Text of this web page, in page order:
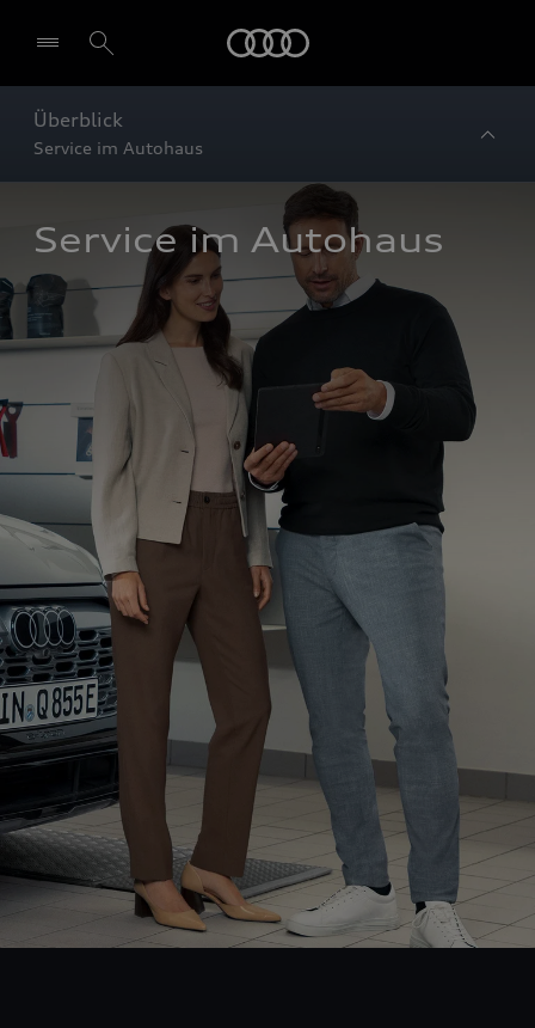
Überblick
Service im Autohaus
Service im Autohaus